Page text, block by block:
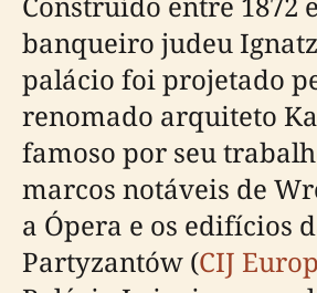
banqueiro judeu
palácio foi projetado
renomado arquiteto
famoso por seu
marcos notáveis de
a Ópera e os edifícios
Partyzantów (CIJ